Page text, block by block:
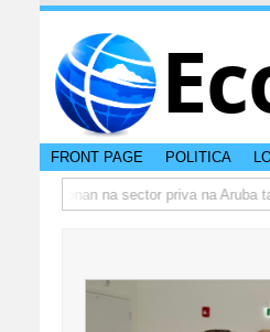
FRONT PAGE POLITICA
Prestamonan na sector priva na Aruba ta